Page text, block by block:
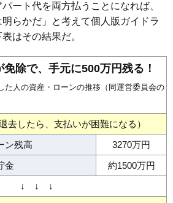
ート代を両方払うことになれば、
らかだ」と考えて個人版ガイドラ
はその結果だ。
除で、手元に500万円残る！
た人の資産・ローンの推移（同運営委員会の
去したら、支払いが困難になる）
ン残高
3270万円
金
約1500万円
↓ ↓ ↓